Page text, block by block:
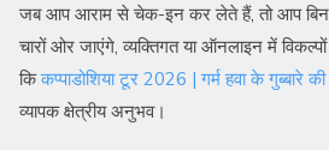
जब आप आराम से चेक-इन कर लेते हैं, तो आप
चारों ओर जाएंगे, व्यक्तिगत या ऑनलाइन में
किकप्पाडोशिया टूर 2026 | गर्म हवा के गुब्बारे
व्यापक क्षेत्रीय अनुभव।